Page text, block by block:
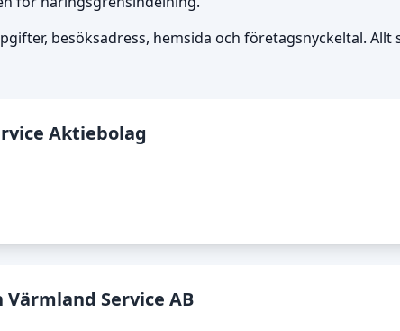
besöksadress, hemsida och företagsnyckeltal.
Aktiebolag
Service AB